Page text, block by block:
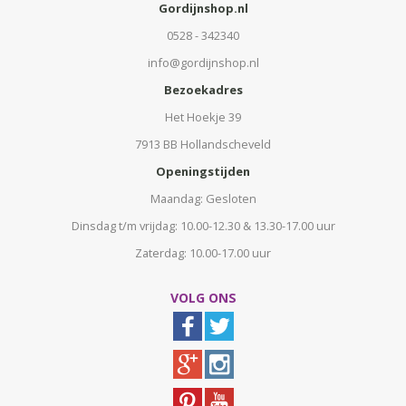
Gordijnshop.nl
0528 - 342340
info@gordijnshop.nl
Bezoekadres
Het Hoekje 39
7913 BB Hollandscheveld
Openingstijden
Maandag: Gesloten
Dinsdag t/m vrijdag: 10.00-12.30 & 13.30-17.00 uur
Zaterdag: 10.00-17.00 uur
VOLG ONS